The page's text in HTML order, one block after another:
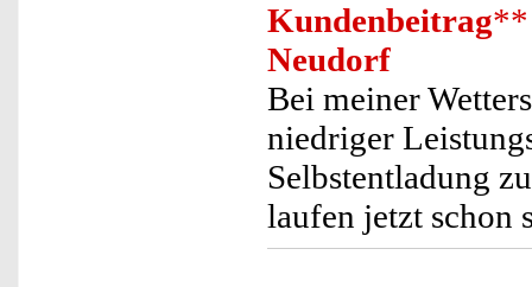
Kundenbeitrag**
Neudorf
Bei meiner
niedriger
Selbstentladung
laufen jetzt schon